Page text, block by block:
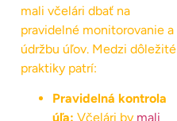
mali včelári dbať na
pravidelné monitorovanie a
údržbu úľov. Medzi dôležité
praktiky patrí:
Pravidelná kontrola
úľa: Včelári by mali